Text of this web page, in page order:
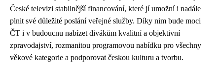
České televizi stabilnější financování, které jí umožní i nadále
plnit své důležité poslání veřejné služby. Díky nim bude moci
ČT i v budoucnu nabízet divákům kvalitní a objektivní
zpravodajství, rozmanitou programovou nabídku pro všechny
věkové kategorie a podporovat českou kulturu a tvorbu.